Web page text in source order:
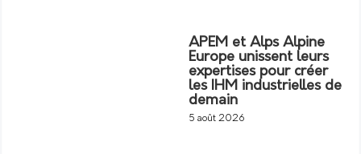
APEM et Alps Alpine
Europe unissent leurs
expertises pour créer
les IHM industrielles de
demain
5 août 2026